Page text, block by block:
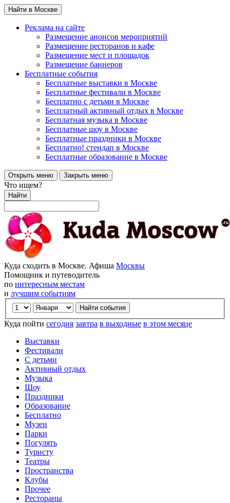
Найти в Москве
Реклама на сайте
Размещение анонсов мероприятий
Размещение ресторанов и кафе
Размещение мест и площадок
Размещение баннеров
Бесплатные события
Бесплатные выставки в Москве
Бесплатные фестивали в Москве
Бесплатно с детьми в Москве
Бесплатный активный отдых в Москве
Бесплатная музыка в Москве
Бесплатные шоу в Москве
Бесплатные праздники в Москве
Бесплатно! стендап в Москве
Бесплатные образование в Москве
Открыть меню Закрыть меню
Что ищем?
Найти
Куда сходить в Москве. Афиша Москвы
Помощник и путеводитель
по интересным местам
и лучшим событиям
Куда пойти сегодня завтра в выходные в этом месяце
Выставки
Фестивали
С детьми
Активный отдых
Музыка
Шоу
Праздники
Образование
Бесплатно
Музеи
Парки
Погулять
Туристу
Театры
Пространства
Клубы
Прочее
Рестораны